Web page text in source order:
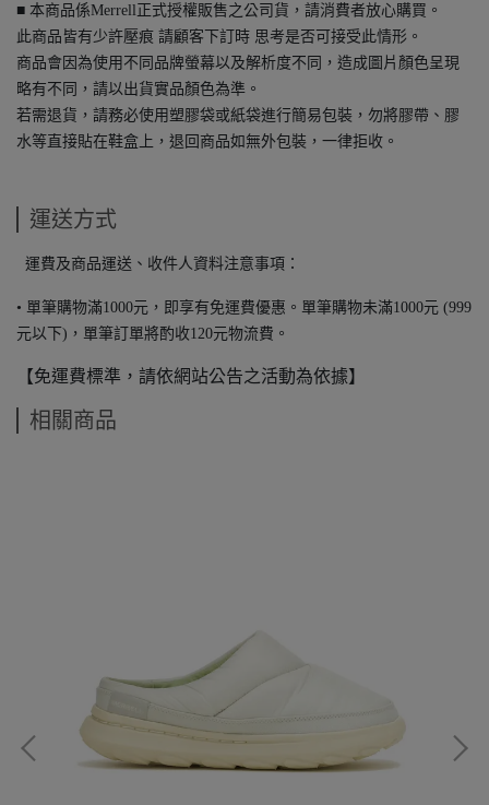
■ 本商品係Merrell正式授權販售之公司貨，請消費者放心購買。
此商品皆有少許壓痕 請顧客下訂時 思考是否可接受此情形。
商品會因為使用不同品牌螢幕以及解析度不同，造成圖片顏色呈現
略有不同，請以出貨實品顏色為準。
若需退貨，請務必使用塑膠袋或紙袋進行簡易包裝，勿將膠帶、膠
水等直接貼在鞋盒上，退回商品如無外包裝，一律拒收。
運送方式
運費及商品運送、收件人資料注意事項：
• 單筆購物滿1000元，即享有免運費優惠。單筆購物未滿1000元 (999
元以下)，單筆訂單將酌收120元物流費。
【免運費標準，請依網站公告之活動為依據】
相關商品